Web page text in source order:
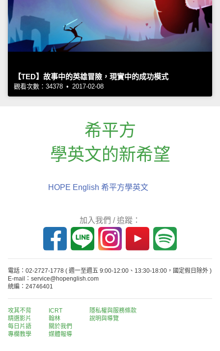
【TED】故事中的英雄冒險，現實中的成功模式
觀看次數：34378 • 2017-02-08
希平方
學英文的新希望
HOPE English 希平方學英文
加入我們 / 追蹤：
電話：02-2727-1778 ( 週一至週五 9:00-12:00、13:30-18:00，國定假日除外 )
E-mail：service@hopenglish.com
統編：24746401
攻其不背
精選影片
每日片語
專欄教學
ICRT
翰林
關於我們
媒體報導
隱私權與服務條款
說明與導覽